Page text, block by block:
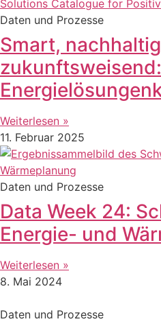
Daten und Prozesse
Smart,
Weiterlesen »
11. Februar 2025
Daten und Prozesse
Data Week 24:
Energie- und
Weiterlesen »
8. Mai 2024
Daten und Prozesse